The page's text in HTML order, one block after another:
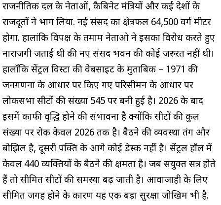
राजनीतिक दल के नेताओं, कैबिनेट मंत्रियों और कई देशों के
राजदूतों ने भाग लिया. नई संसद का क्षेत्रफल 64,500 वर्ग मीटर
होगा. हालांकि विपक्ष के तमाम नेताओ ने इसका विरोध करते हुए
नाराजगी जताई थी की नए संसद भवन की कोई जरुरत नहीं थी।
हालाँकि सेंट्रल विस्टा की वेबसाइट के मुताबिक – 1971 की
जनगणना के आधार पर किए गए परिसीमन के आधार पर
लोकसभा सीटों की संख्या 545 पर बनी हुई है। 2026 के बाद
इसमें काफी वृद्धि होने की संभावना है क्योंकि सीटों की कुल
संख्या पर रोक केवल 2026 तक है। बैठने की व्यवस्था तंग और
बोझिल है, दूसरी पंक्ति के आगे कोई डेस्क नहीं है। सेंट्रल हॉल में
केवल 440 व्यक्तियों के बैठने की क्षमता है। जब संयुक्त सत्र होते
हैं तो सीमित सीटों की समस्या बढ़ जाती है। आवाजाही के लिए
सीमित जगह होने के कारण यह एक बड़ा सुरक्षा जोखिम भी है.